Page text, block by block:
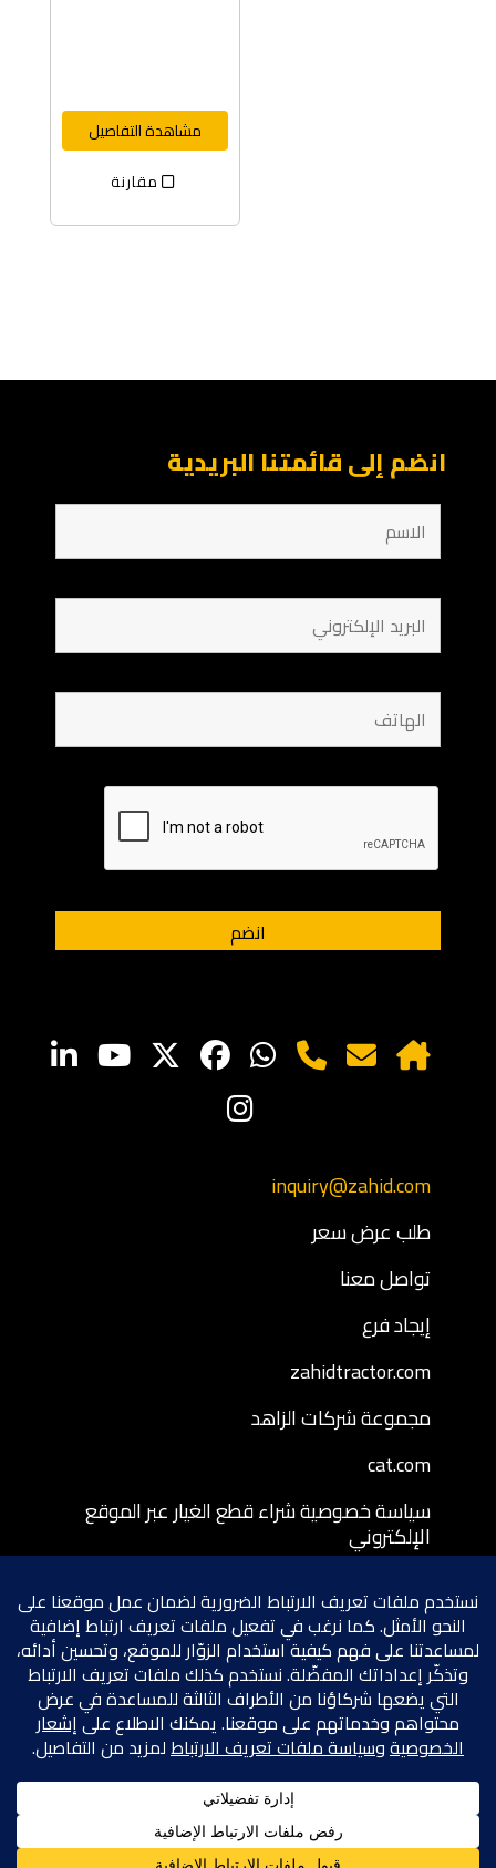
مشاهدة التفاصيل
مقارنة
انضم إلى قائمتنا البريدية
inquiry@zahid.com
طلب عرض سعر
تواصل معنا
إيجاد فرع
zahidtractor.com
مجموعة شركات الزاهد
cat.com
سياسة خصوصية شراء قطع الغيار عبر الموقع
الإلكتروني
الإلكتروني
سياسة إرجاع قطع الغيار المشتراة عبر الموقع
الإلكتروني
شروط الخصوصية
سياسة ملفات تعريف الارتباط